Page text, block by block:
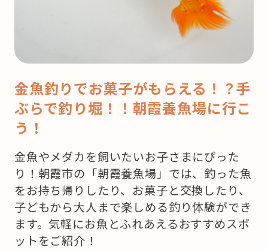
金魚釣りでお菓子がもらえる！？手
ぶらで釣り堀！！朝霞養魚場に行こ
う！
金魚やメダカを飼いたいお子さまにぴった
り！朝霞市の「朝霞養魚場」では、釣った魚
をお持ち帰りしたり、お菓子と交換したり、
子どもから大人まで楽しめる釣り体験ができ
ます。気軽にお魚とふれあえるおすすめスポ
ットをご紹介！